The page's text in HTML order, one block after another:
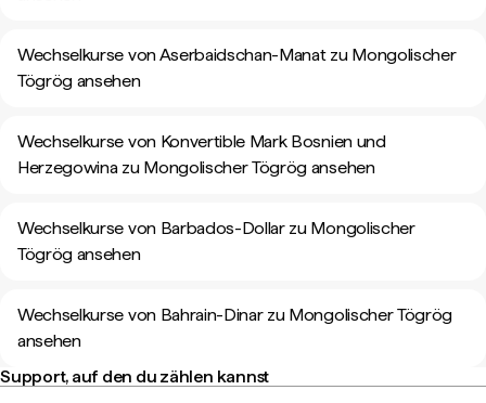
Wechselkurse von Aserbaidschan-Manat zu Mongolischer
Tögrög ansehen
Wechselkurse von Konvertible Mark Bosnien und
Herzegowina zu Mongolischer Tögrög ansehen
Wechselkurse von Barbados-Dollar zu Mongolischer
Tögrög ansehen
Wechselkurse von Bahrain-Dinar zu Mongolischer Tögrög
ansehen
Support, auf den du zählen kannst